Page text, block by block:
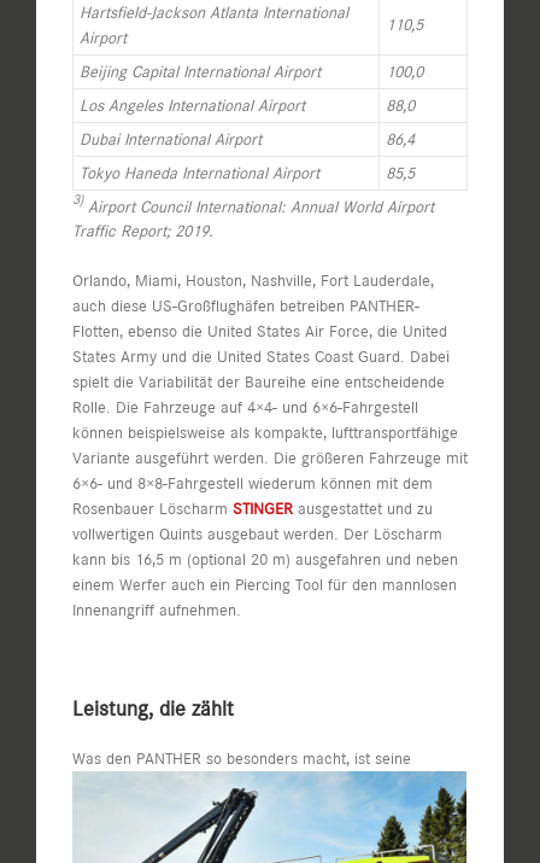
Hartsfield-Jackson Atlanta International
Airport
110,5
Beijing Capital International Airport
100,0
Los Angeles International Airport
88,0
Dubai International Airport
86,4
Tokyo Haneda International Airport
85,5
3)Airport Council International: Annual World Airport
Traffic Report; 2019.
Orlando, Miami, Houston, Nashville, Fort Lauderdale,
auch diese US-Großflughäfen betreiben PANTHER-
Flotten, ebenso die United States Air Force, die United
States Army und die United States Coast Guard. Dabei
spielt die Variabilität der Baureihe eine entscheidende
Rolle. Die Fahrzeuge auf 4×4- und 6×6-Fahrgestell
können beispielsweise als kompakte, lufttransportfähige
Variante ausgeführt werden. Die größeren Fahrzeuge mit
6×6- und 8×8-Fahrgestell wiederum können mit dem
Rosenbauer Löscharm STINGER ausgestattet und zu
vollwertigen Quints ausgebaut werden. Der Löscharm
kann bis 16,5 m (optional 20 m) ausgefahren und neben
einem Werfer auch ein Piercing Tool für den mannlosen
Innenangriff aufnehmen.
Leistung, die zählt
Was den PANTHER so besonders macht, ist seine